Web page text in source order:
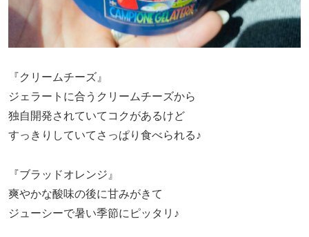
『クリームチーズ』
ジェラートに合うクリームチーズから
独自開発されていてコクがあるけど
すっきりしていてさっぱり食べられる♪
『ブラッドオレンジ』
爽やかな酸味の後に甘みがきて
ジューシーで暑い季節にピッタリ♪